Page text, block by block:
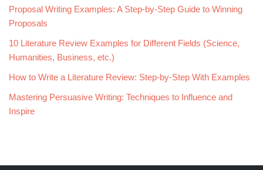
Proposal Writing Examples: A Step-by-Step Guide to Winning
Proposals
10 Literature Review Examples for Different Fields (Science,
Humanities, Business, etc.)
How to Write a Literature Review: Step-by-Step With Examples
Mastering Persuasive Writing: Techniques to Influence and
Inspire